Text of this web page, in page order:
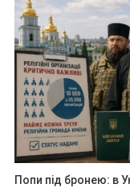
Попи під бронею: в